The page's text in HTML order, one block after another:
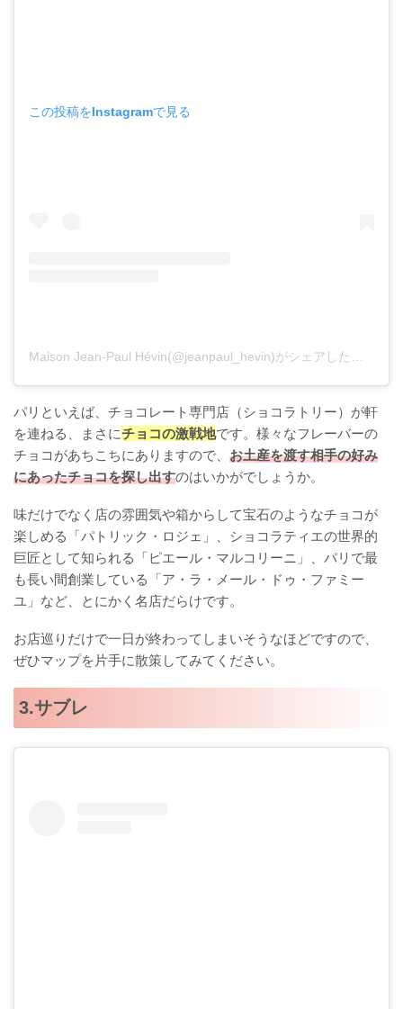
この投稿をInstagramで見る
Maison Jean-Paul Hévin(@jeanpaul_hevin)がシェアした投稿
パリといえば、チョコレート専門店（ショコラトリー）が軒
を連ねる、まさにチョコの激戦地です。様々なフレーバーの
チョコがあちこちにありますので、 お土産を渡す相手の好み
にあったチョコを探し出すのはいかがでしょうか。
味だけでなく店の雰囲気や箱からして宝石のようなチョコが
楽しめる「パトリック・ロジェ」、ショコラティエの世界的
巨匠として知られる「ピエール・マルコリーニ」、パリで最
も長い間創業している「ア・ラ・メール・ドゥ・ファミー
ユ」など、とにかく名店だらけです。
お店巡りだけで一日が終わってしまいそうなほどですので、
ぜひマップを片手に散策してみてください。
3.サブレ